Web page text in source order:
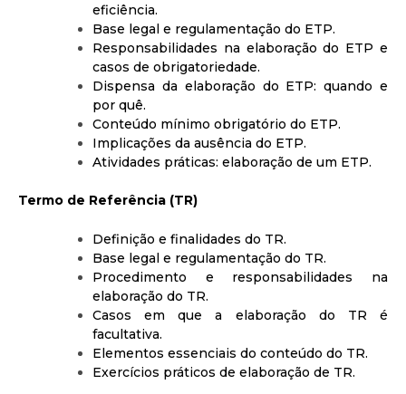
eficiência.
Base legal e regulamentação do ETP.
Responsabilidades na elaboração do ETP e
casos de obrigatoriedade.
Dispensa da elaboração do ETP: quando e
por quê.
Conteúdo mínimo obrigatório do ETP.
Implicações da ausência do ETP.
Atividades práticas: elaboração de um ETP.
Termo de Referência (TR)
Definição e finalidades do TR.
Base legal e regulamentação do TR.
Procedimento e responsabilidades na
elaboração do TR.
Casos em que a elaboração do TR é
facultativa.
Elementos essenciais do conteúdo do TR.
Exercícios práticos de elaboração de TR.